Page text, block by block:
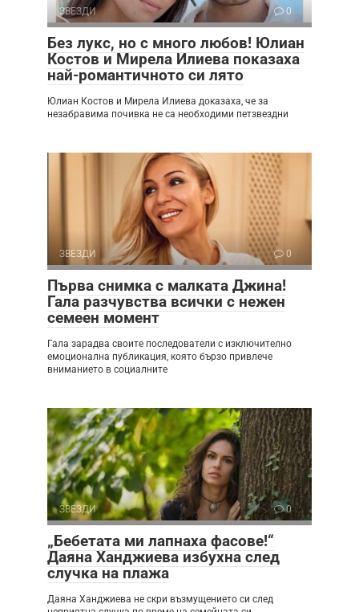
ЗВЕЗДИ 0
Без лукс, но с много любов! Юлиан
Костов и Мирела Илиева показаха
най-романтичното си лято
Юлиан Костов и Мирела Илиева доказаха, че за
незабравима почивка не са необходими петзвездни
ЗВЕЗДИ 0
Първа снимка с малката Джина!
Гала разчувства всички с нежен
семеен момент
Гала зарадва своите последователи с изключително
емоционална публикация, която бързо привлече
вниманието в социалните
ЗВЕЗДИ 0
„Бебетата ми лапнаха фасове!“
Даяна Ханджиева избухна след
случка на плажа
Даяна Ханджиева не скри възмущението си след